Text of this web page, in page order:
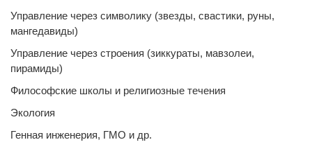
Управление через символику (звезды, свастики, руны,
мангедавиды)
Управление через строения (зиккураты, мавзолеи,
пирамиды)
Философские школы и религиозные течения
Экология
Генная инженерия, ГМО и др.